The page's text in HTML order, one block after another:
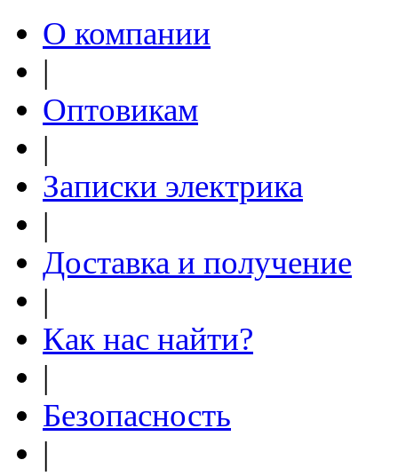
О компании
|
Оптовикам
|
Записки электрика
|
Доставка и получение
|
Как нас найти?
|
Безопасность
|